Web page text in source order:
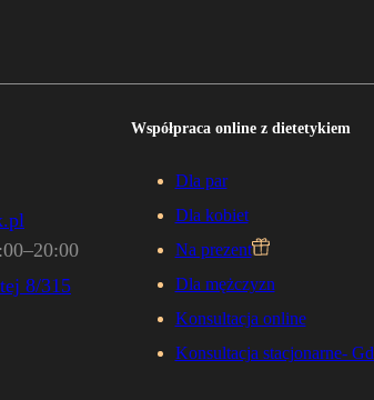
8/315
Współpraca online z dietetykiem
Dla par
Dla kobiet
Na prezent
Dla mężczyzn
Konsultacja online
Konsultacja stacjonarne-